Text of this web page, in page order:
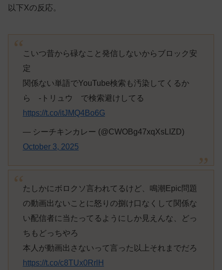
以下Xの反応。
こいつ昔から碌なこと発信しないからブロック安
定
関係ない単語でYouTube検索も汚染してくるか
ら -トリュウ で検索避けしてる
https://t.co/itJMQ4Bo6G
— シーチキンカレー (@CWOBg47xqXsLIZD)
October 3, 2025
たしかにボロクソ言われてるけど、鳴潮Epic問題
の動画出ないことに怒りの捌け口なくして関係な
い配信者に当たってるようにしか見えんな、どっ
ちもどっちやろ
本人が動画出さないって言った以上それまでだろ
https://t.co/c8TUx0RrlH